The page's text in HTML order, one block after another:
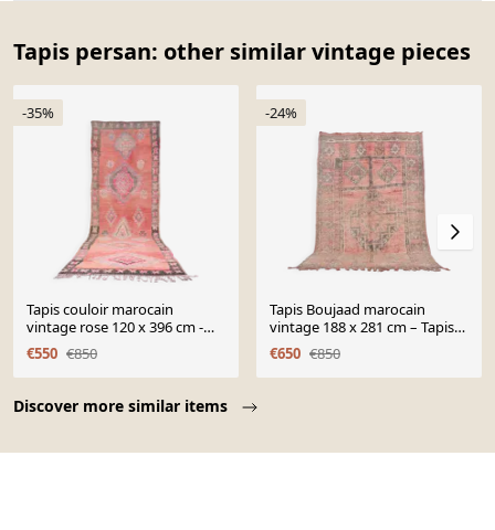
Tapis persan: other similar vintage pieces
Discover more similar items
-35%
Tapis couloir marocain
vintage rose 120 x 396 cm -
Tapis en laine berbère fait
main
€550 €850
-24%
Tapis Boujaad marocain
vintage 188 x 281 cm – Tapis
berbère fait main en laine
100%
€650 €850